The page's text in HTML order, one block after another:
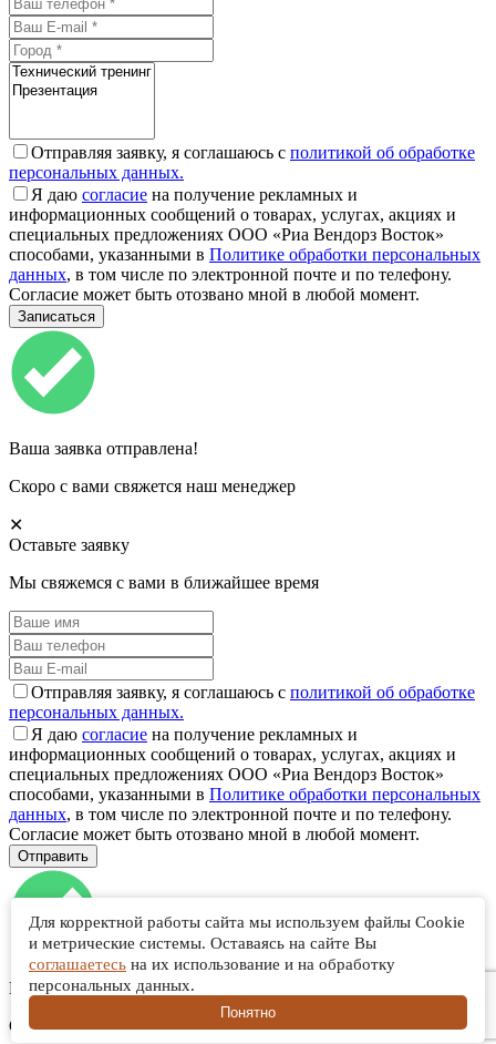
Для корректной работы сайта мы используем файлы Cookie
и метрические системы. Оставаясь на сайте Вы
соглашаетесь на их использование и на обработку
персональных данных.
Понятно
Отправляя заявку, я соглашаюсь с политикой об обработке
персональных данных.
Я даю согласие на получение рекламных и
информационных сообщений о товарах, услугах, акциях и
специальных предложениях ООО «Риа Вендорз Восток»
способами, указанными в Политике обработки персональных
данных, в том числе по электронной почте и по телефону.
Согласие может быть отозвано мной в любой момент.
Ваша заявка отправлена!
Скоро с вами свяжется наш менеджер
✕
Оставьте заявку
Мы свяжемся с вами в ближайшее время
Отправляя заявку, я соглашаюсь с политикой об обработке
персональных данных.
Я даю согласие на получение рекламных и
информационных сообщений о товарах, услугах, акциях и
специальных предложениях ООО «Риа Вендорз Восток»
способами, указанными в Политике обработки персональных
данных, в том числе по электронной почте и по телефону.
Согласие может быть отозвано мной в любой момент.
Ваша заявка отправлена!
Скоро с вами свяжется наш менеджер